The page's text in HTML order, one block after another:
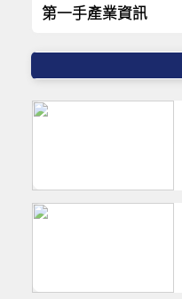
第一手產業資訊